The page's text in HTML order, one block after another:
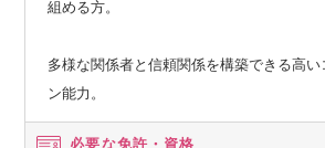
組める方。
多様な関係者と信頼関係を構築できる高い
ン能力。
必要な免許・資格